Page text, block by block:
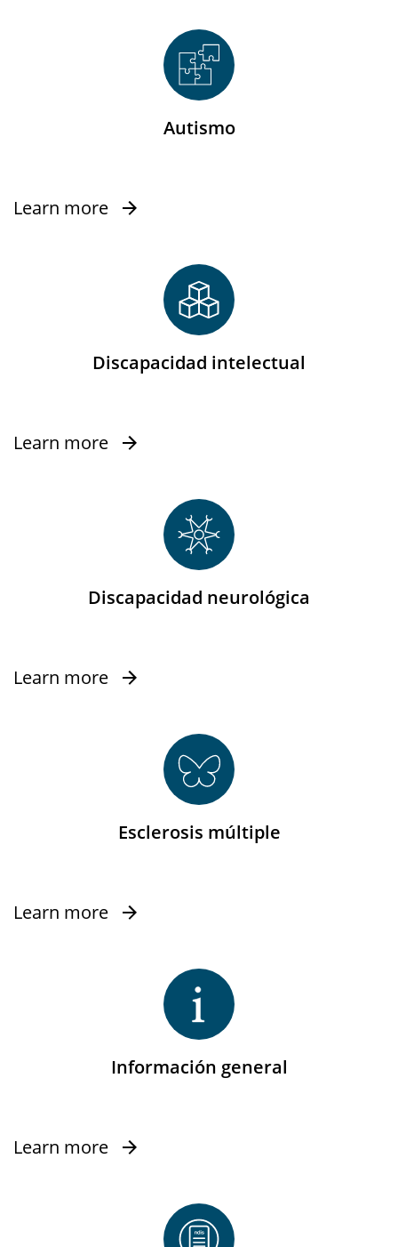
Autismo
Learn more
Discapacidad intelectual
Learn more
Discapacidad neurológica
Learn more
Esclerosis múltiple
Learn more
Información general
Learn more